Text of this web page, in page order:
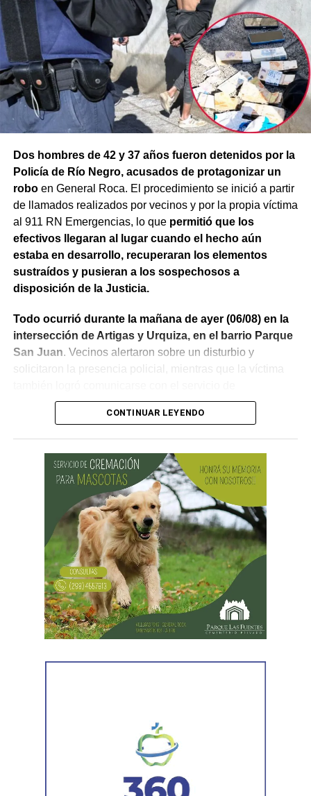
Dos hombres de 42 y 37 años fueron detenidos por la
Policía de Río Negro, acusados de protagonizar un
roboen General Roca. El procedimiento se inició a partir
de llamados realizados por vecinos y por la propia víctima
al 911 RN Emergencias, lo que permitió que los
efectivos llegaran al lugar cuando el hecho aún
estaba en desarrollo, recuperaran los elementos
sustraídos y pusieran a los sospechosos a
disposición de la Justicia.
Todo ocurrió durante la mañana de ayer (06/08) en la
intersección de Artigas y Urquiza, en el barrio Parque
San Juan. Vecinos alertaron sobre un disturbio y
solicitaron la presencia policial, mientras que la víctima
emergencias para informar lo que estaba ocurriendo.
hombres le habían sustraído una bolsa con dinero en
efectivo y dos teléfonos celulares. En el lugar se
recuperó parte de los bienes robados y se detuvo al
primer involucrado.
En forma paralela, otra comisión policial se dirigió a
una vivienda ubicada en el barrio Villa Obrera,
señalada por la víctima. Allí se identificó al segundo
sospechosoy se llevaron adelante distintas diligencias
en el marco de la investigación.
CONTINUAR LEYENDO